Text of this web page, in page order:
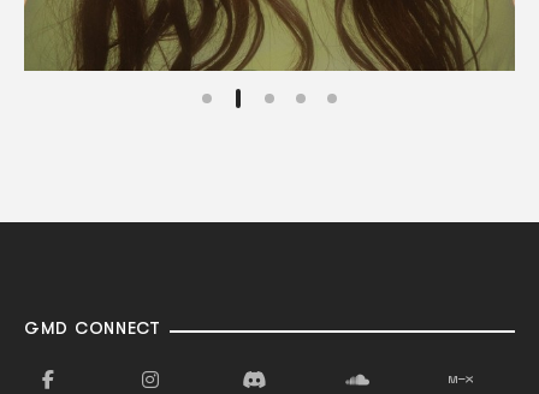
GMD CONNECT